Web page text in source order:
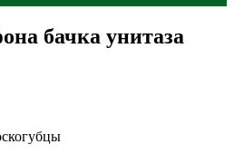
бачка унитаза